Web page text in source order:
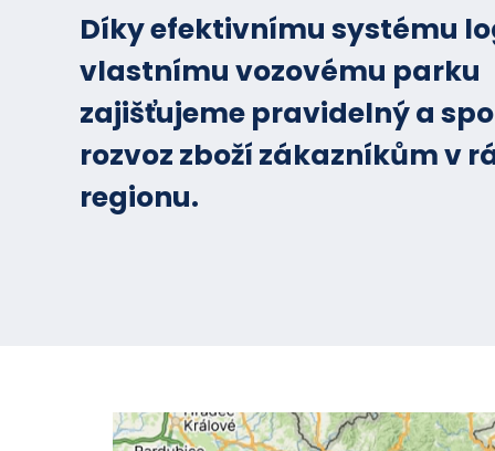
Díky efektivnímu systému
vlastnímu vozovému parku
zajišťujeme pravidelný a
rozvoz zboží zákazníkům v
regionu.